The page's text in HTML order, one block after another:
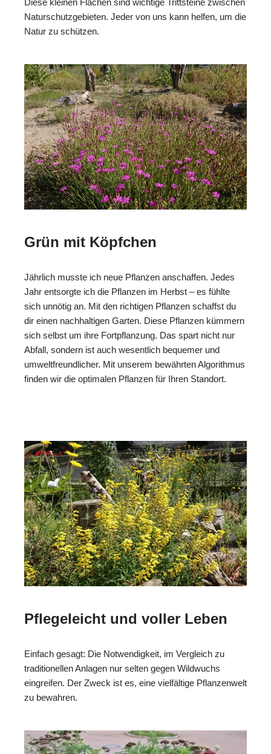
Diese kleinen Flächen sind wichtige Trittsteine zwischen
Naturschutzgebieten. Jeder von uns kann helfen, um die
Natur zu schützen.
Grün mit Köpfchen
Jährlich musste ich neue Pflanzen anschaffen. Jedes
Jahr entsorgte ich die Pflanzen im Herbst – es fühlte
sich unnötig an. Mit den richtigen Pflanzen schaffst du
dir einen nachhaltigen Garten. Diese Pflanzen kümmern
sich selbst um ihre Fortpflanzung. Das spart nicht nur
Abfall, sondern ist auch wesentlich bequemer und
umweltfreundlicher. Mit unserem bewährten Algorithmus
finden wir die optimalen Pflanzen für Ihren Standort.
Pflegeleicht und voller Leben
Einfach gesagt: Die Notwendigkeit, im Vergleich zu
traditionellen Anlagen nur selten gegen Wildwuchs
eingreifen. Der Zweck ist es, eine vielfältige Pflanzenwelt
zu bewahren.